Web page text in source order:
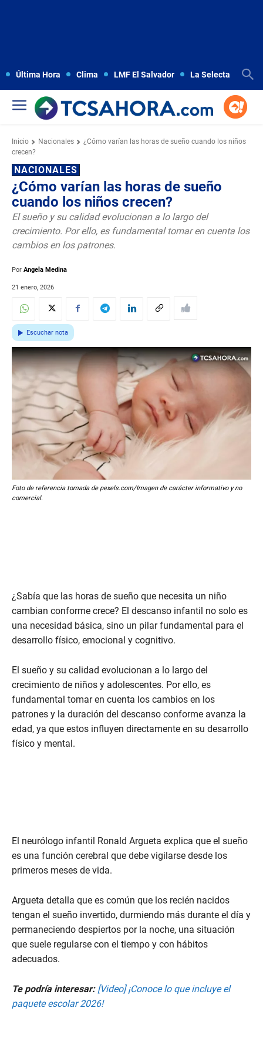
Última Hora Clima LMF El Salvador La Selecta
Inicio Nacionales
¿Cómo varían las horas de sueño cuando los niños
crecen?
NACIONALES
¿Cómo varían las horas de sueño
cuando los niños crecen?
El sueño y su calidad evolucionan a lo largo del
crecimiento. Por ello, es fundamental tomar en cuenta los
cambios en los patrones.
Por Angela Medina
21 enero, 2026
Escuchar nota
Foto de referencia tomada de pexels.com/Imagen de carácter informativo y no
comercial.
¿Sabía que las horas de sueño que necesita un niño
cambian conforme crece? El descanso infantil no solo es
una necesidad básica, sino un pilar fundamental para el
desarrollo físico, emocional y cognitivo.
El sueño y su calidad evolucionan a lo largo del
crecimiento de niños y adolescentes. Por ello, es
fundamental tomar en cuenta los cambios en los
patrones y la duración del descanso conforme avanza la
edad, ya que estos influyen directamente en su desarrollo
físico y mental.
El neurólogo infantil Ronald Argueta explica que el sueño
es una función cerebral que debe vigilarse desde los
primeros meses de vida.
Argueta detalla que es común que los recién nacidos
tengan el sueño invertido, durmiendo más durante el día y
permaneciendo despiertos por la noche, una situación
que suele regularse con el tiempo y con hábitos
adecuados.
Te podría interesar: [Video] ¡Conoce lo que incluye el
paquete escolar 2026!